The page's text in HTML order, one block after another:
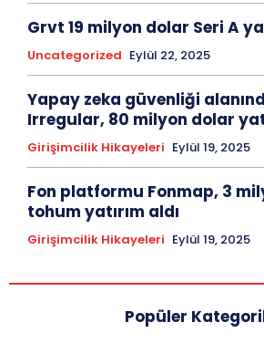
Grvt 19 milyon dolar Seri A
Uncategorized Eylül 22, 2025
Yapay zeka güvenliği
Irregular, 80 milyon dolar
Girişimcilik Hikayeleri Eylül 19, 2025
Fon platformu Fonmap, 3
tohum yatırım aldı
Girişimcilik Hikayeleri Eylül 19, 2025
Popüler